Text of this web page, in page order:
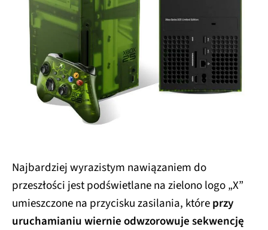
Najbardziej wyrazistym nawiązaniem do
przeszłości jest podświetlane na zielono logo „X”
umieszczone na przycisku zasilania, któreprzy
uruchamianiu wiernie odwzorowuje sekwencję